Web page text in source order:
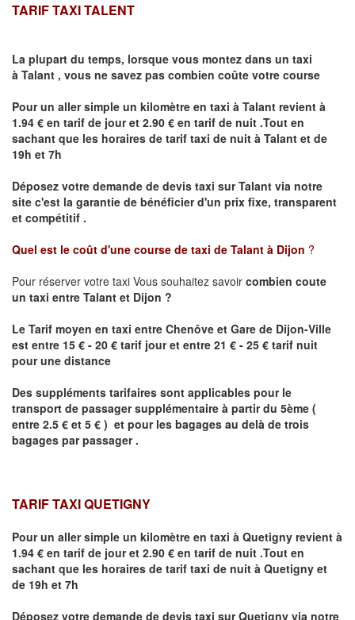
TARIF TAXI TALENT
La plupart du temps, lorsque vous montez dans un taxi
à Talant , vous ne savez pas combien coûte votre course
Pour un aller simple un kilomètre en taxi à Talant revient à
1.94 € en tarif de jour et 2.90 € en tarif de nuit .Tout en
sachant que les horaires de tarif taxi de nuit à Talant et de
19h et 7h
Déposez votre demande de devis taxi surTalant via notre
site c'est la garantie de bénéficier d'un prix fixe, transparent
et compétitif .
Quel est le coût d'une course de taxi de Talant à Dijon ?
Pour réserver votre taxi Vous souhaitez savoir combien coute
un taxi entre Talant et Dijon ?
Le Tarif moyen en taxi entre Chenôve et Gare de Dijon-Ville
est entre 15 € - 20 € tarif jour et entre 21 € - 25 € tarif nuit
pour une distance
Des suppléments tarifaires sont applicables pour le
transport de passager supplémentaire à partir du 5ème (
entre 2.5 € et 5 € ) et pour les bagages au delà de trois
bagages par passager .
TARIF TAXI QUETIGNY
Pour un aller simple un kilomètre en taxi à Quetigny revient à
1.94 € en tarif de jour et 2.90 € en tarif de nuit .Tout en
sachant que les horaires de tarif taxi de nuit à Quetigny et
de 19h et 7h
Déposez votre demande de devis taxi surQuetigny via notre